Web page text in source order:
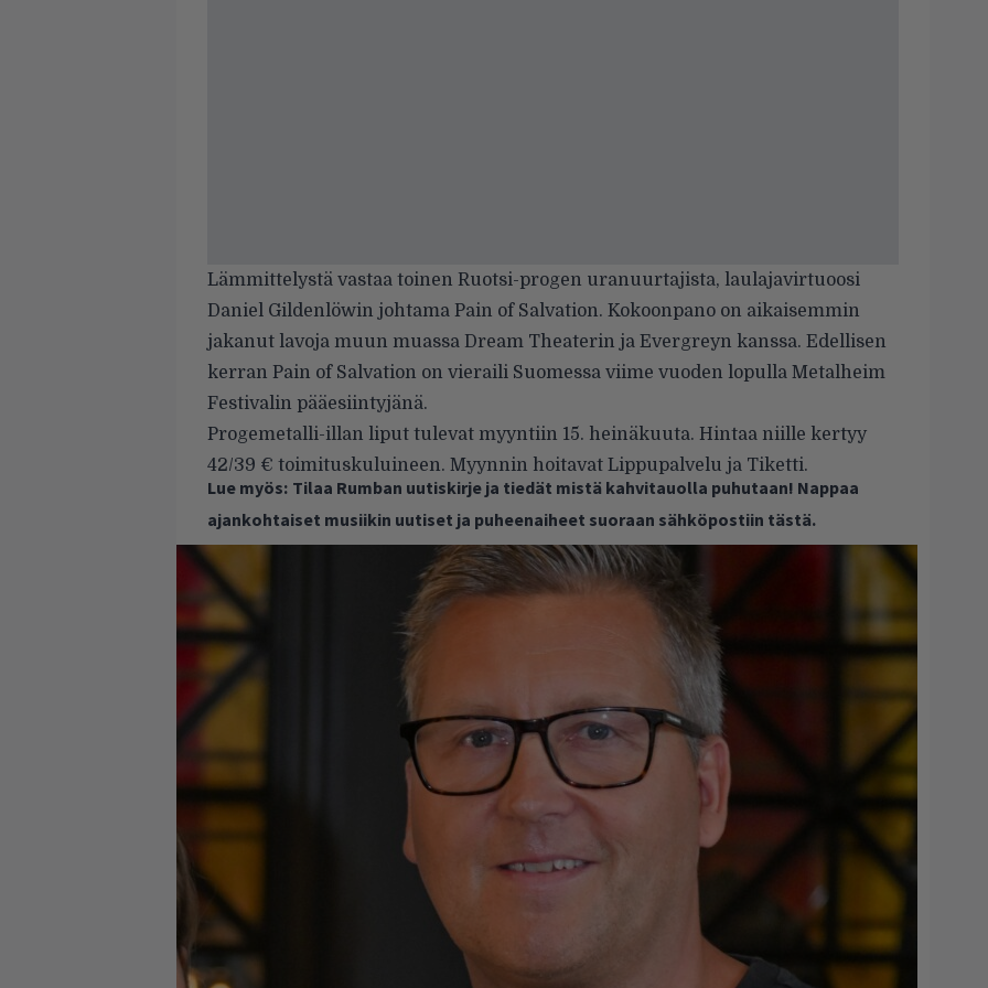
Lämmittelystä vastaa toinen Ruotsi-progen uranuurtajista, laulajavirtuoosi
Daniel Gildenlöwin johtama Pain of Salvation. Kokoonpano on aikaisemmin
jakanut lavoja muun muassa Dream Theaterin ja Evergreyn kanssa. Edellisen
kerran Pain of Salvation on vieraili Suomessa viime vuoden lopulla Metalheim
Festivalin pääesiintyjänä.
Progemetalli-illan liput tulevat myyntiin 15. heinäkuuta. Hintaa niille kertyy
42/39 € toimituskuluineen. Myynnin hoitavat Lippupalvelu ja Tiketti.
Lue myös: Tilaa Rumban uutiskirje ja tiedät mistä kahvitauolla puhutaan! Nappaa
ajankohtaiset musiikin uutiset ja puheenaiheet suoraan sähköpostiin tästä.